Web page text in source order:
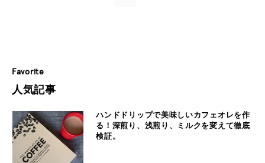
Favorite
人気記事
ハンドドリップで美味しいカフェオレを作
る！深煎り、浅煎り、ミルクを変えて徹底
検証。